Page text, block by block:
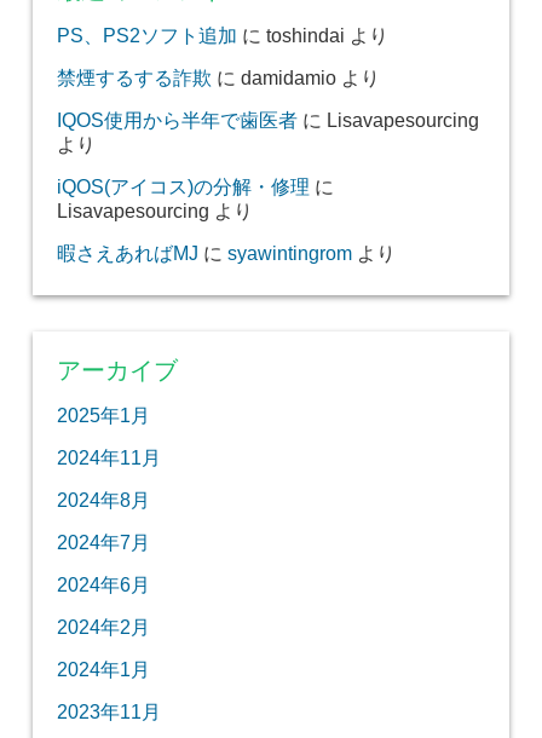
PS、PS2ソフト追加 に toshindai より
禁煙するする詐欺 に damidamioより
IQOS使用から半年で歯医者に Lisavapesourcing
より
iQOS(アイコス)の分解・修理 に
Lisavapesourcing より
暇さえあればMJ に syawintingromより
アーカイブ
2025年1月
2024年11月
2024年8月
2024年7月
2024年6月
2024年2月
2024年1月
2023年11月